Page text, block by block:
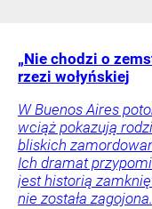
„Nie chodzi o
rzezi wołyńskiej
W Buenos Aires
wciąż pokazują
bliskich
Ich dramat
jest historią
nie została zagojona.